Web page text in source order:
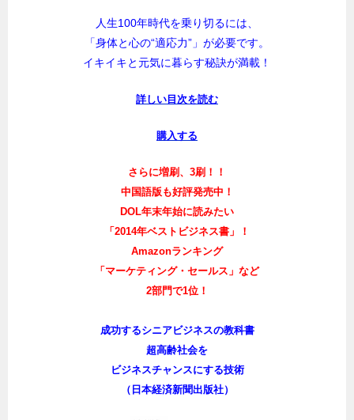
人生100年時代を乗り切るには、
「身体と心の“適応力”」が必要です。
イキイキと元気に暮らす秘訣が満載！
詳しい目次を読む
購入する
さらに増刷、3刷！！
中国語版も好評発売中！
DOL年末年始に読みたい
「2014年ベストビジネス書」！
Amazonランキング
「マーケティング・セールス」など
2部門で1位！
成功するシニアビジネスの教科書
超高齢社会を
ビジネスチャンスにする技術
（日本経済新聞出版社）